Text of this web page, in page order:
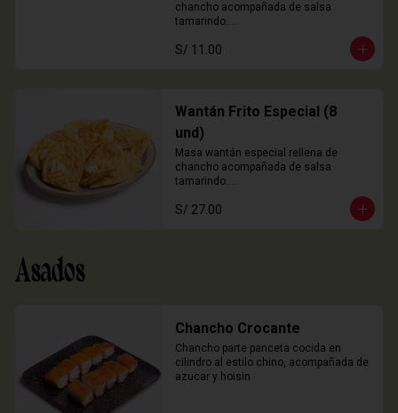
chancho acompañada de salsa
tamarindo.
S/ 11.00
Wantán Frito Especial (8
und)
Masa wantán especial rellena de
chancho acompañada de salsa
tamarindo.
S/ 27.00
Asados
Chancho Crocante
Chancho parte panceta cocida en
cilindro al estilo chino, acompañada de
azucar y hoisin